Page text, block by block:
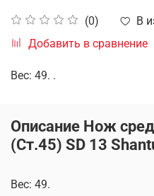
(0)
В
Добавить в сравнение
Вес: 49. .
Описание Нож
(Ст.45) SD 13
Вес: 49.